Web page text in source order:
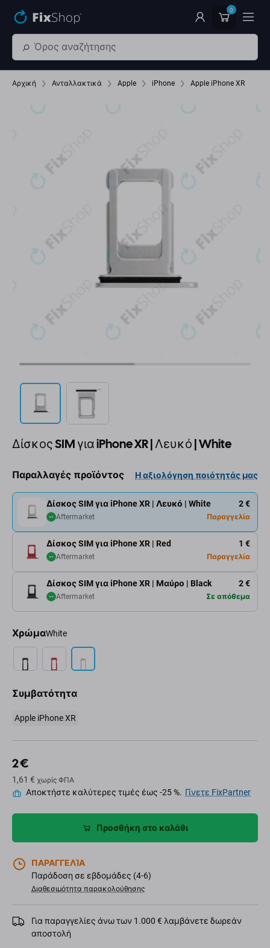
0
Αρχική Ανταλλακτικά Apple iPhone Apple iPhone XR
Δίσκος SIM για iPhone XR | Λευκό | White
Παραλλαγές προϊόντος Η αξιολόγηση ποιότητάς μας
Δίσκος SIM για iPhone XR | Red 1 €
Aftermarket Παραγγελία
Δίσκος SIM για iPhone XR | Μαύρο | Black 2 €
Aftermarket Σε απόθεμα
Δίσκος SIM για iPhone XR | Λευκό | White 2 €
Aftermarket Παραγγελία
ΧρώμαWhite
Συμβατότητα
Apple iPhone XR
2 €
1,61 € χωρίς ΦΠΑ
Αποκτήστε καλύτερες τιμές έως -25 %. Γίνετε FixPartner
Προσθήκη στο καλάθι
ΠΑΡΑΓΓΕΛΊΑ
Παράδοση σε εβδομάδες (4-6)
Διαθεσιμότητα παρακολούθησης
Για παραγγελίες άνω των 1.000 € λαμβάνετε δωρεάν
αποστολή